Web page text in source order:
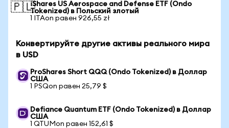
🇵🇱iShares US Aerospace and Defense ETF (Ondo
Tokenized) в Польский злотый
1 ITAon равен 926,55 zł
Конвертируйте другие активы реального мира
в USD
ProShares Short QQQ (Ondo Tokenized) в Доллар
США
1 PSQon равен 25,79 $
Defiance Quantum ETF (Ondo Tokenized) в Доллар
США
1 QTUMon равен 152,61 $